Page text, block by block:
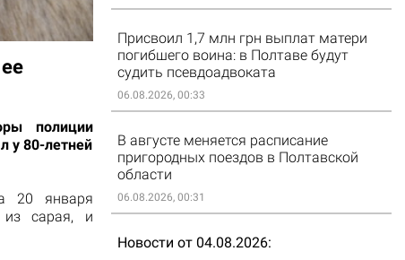
полиции
у 80-летней
20 января
из сарая, и
Присвоил 1,7 млн грн выплат матери
погибшего воина: в Полтаве будут
судить псевдоадвоката
06.08.2026, 00:33
В августе меняется расписание
пригородных поездов в Полтавской
области
06.08.2026, 00:31
Новости от 04.08.2026